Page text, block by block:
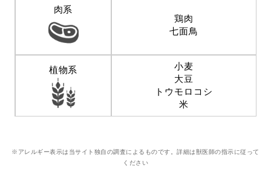
肉系
鶏肉
七面鳥
植物系
小麦
大豆
トウモロコシ
米
※アレルギー表示は当サイト独自の調査によるものです。詳細は獣医師の指示に従って
ください